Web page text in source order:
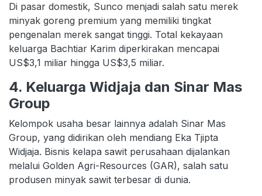
Di pasar domestik, Sunco menjadi salah satu merek
minyak goreng premium yang memiliki tingkat
pengenalan merek sangat tinggi. Total kekayaan
keluarga Bachtiar Karim diperkirakan mencapai
US$3,1 miliar hingga US$3,5 miliar.
4. Keluarga Widjaja dan Sinar Mas
Group
Kelompok usaha besar lainnya adalah Sinar Mas
Group, yang didirikan oleh mendiang Eka Tjipta
Widjaja. Bisnis kelapa sawit perusahaan dijalankan
melalui Golden Agri-Resources (GAR), salah satu
produsen minyak sawit terbesar di dunia.